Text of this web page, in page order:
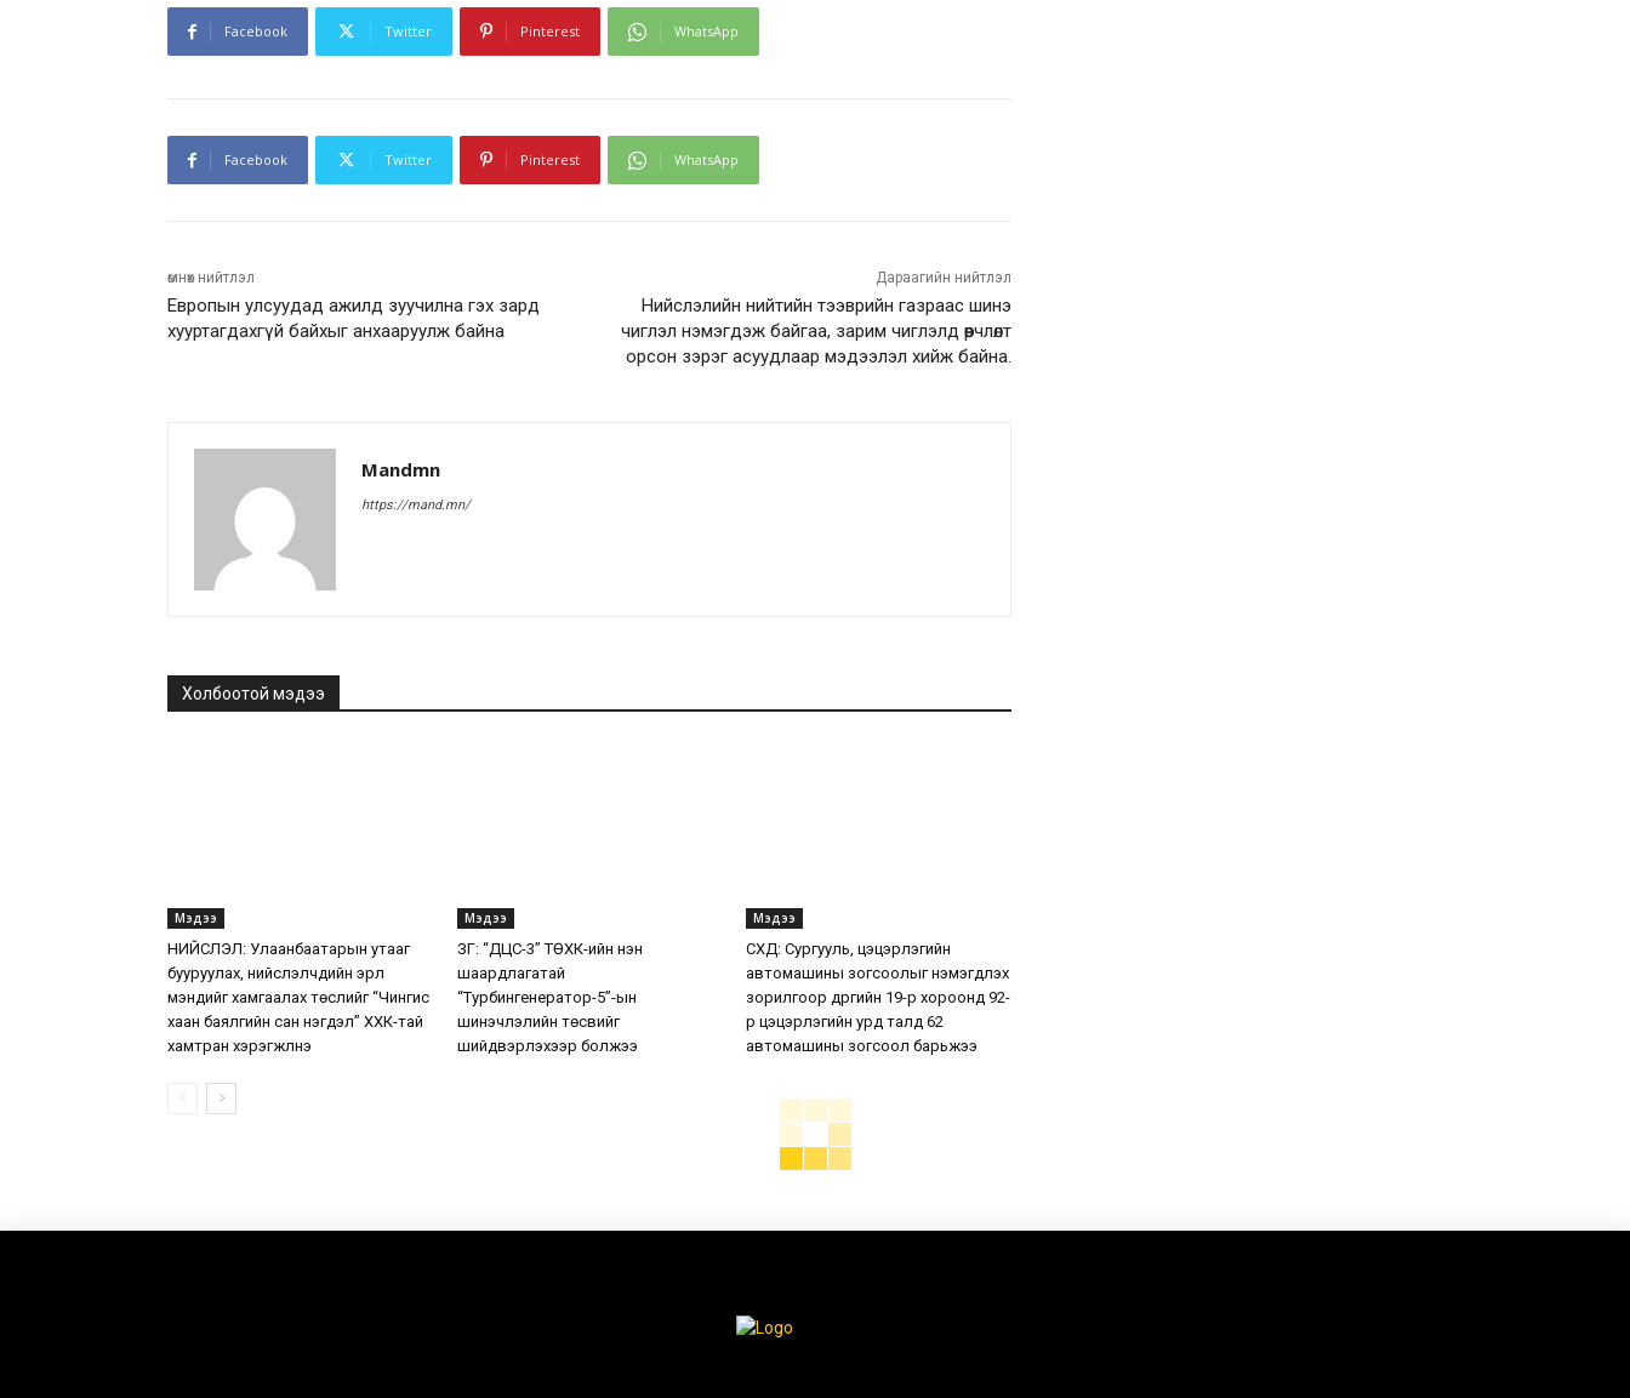
Facebook Twitter Pinterest WhatsApp
Facebook Twitter Pinterest WhatsApp
өмнөх нийтлэл
Европын улсуудад ажилд зуучилна гэх зард
хууртагдахгүй байхыг анхааруулж байна
Дараагийн нийтлэл
Нийслэлийн нийтийн тээврийн газраас шинэ
чиглэл нэмэгдэж байгаа, зарим чиглэлд өөрчлөлт
орсон зэрэг асуудлаар мэдээлэл хийж байна.
Mandmn
https://mand.mn/
Холбоотой мэдээ
Мэдээ
НИЙСЛЭЛ: Улаанбаатарын утааг
бууруулах, нийслэлчүүдийн эрүүл
мэндийг хамгаалах төслийг “Чингис
хаан баялгийн сан нэгдэл” ХХК-тай
хамтран хэрэгжүүлнэ
Мэдээ
ЗГ: “ДЦС-3” ТӨХК-ийн нэн
шаардлагатай
“Турбингенератор-5”-ын
шинэчлэлийн төсвийг
шийдвэрлэхээр болжээ
Мэдээ
СХД: Сургууль, цэцэрлэгийн
автомашины зогсоолыг нэмэгдүүлэх
зорилгоор дүүргийн 19-р хороонд 92-
р цэцэрлэгийн урд талд 62
автомашины зогсоол барьжээ